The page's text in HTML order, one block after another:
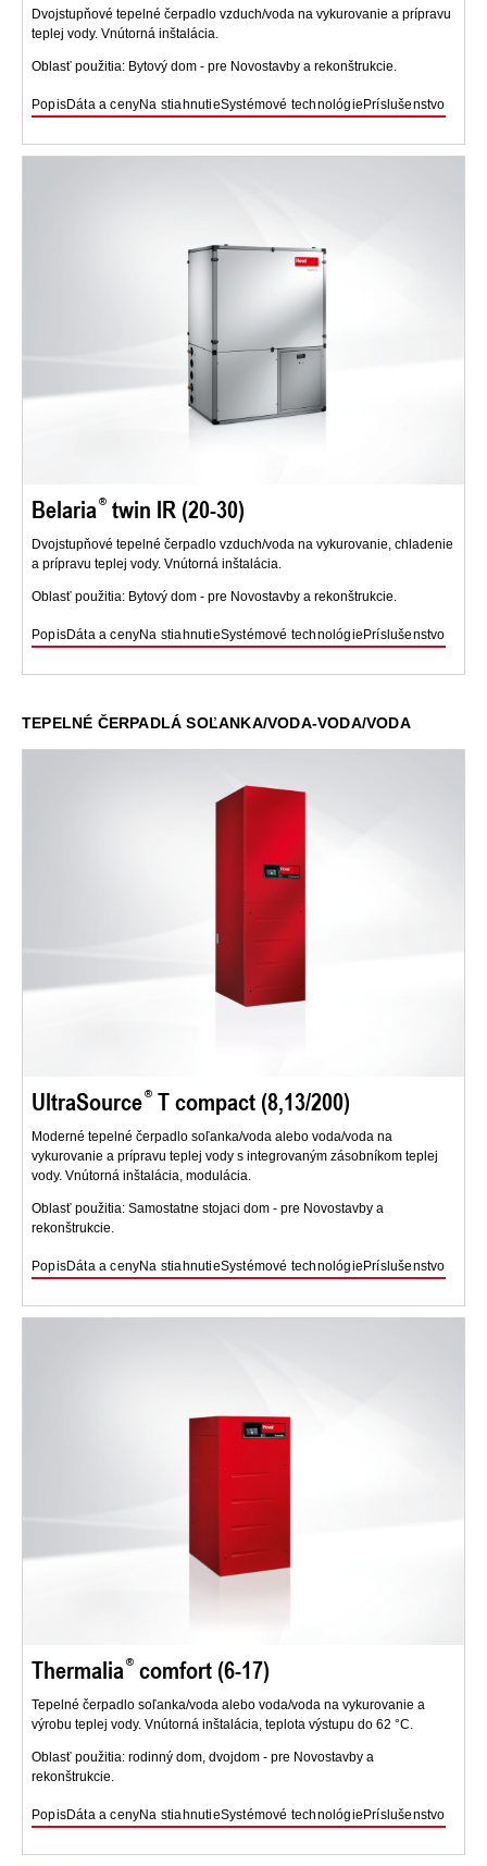
Dvojstupňové tepelné čerpadlo vzduch/voda na vykurovanie a prípravu
teplej vody. Vnútorná inštalácia.
Oblasť použitia: Bytový dom - pre Novostavby a rekonštrukcie.
PopisDáta a cenyNa stiahnutieSystémové technológie Príslušenstvo
Belaria twin IR (20-30)
Dvojstupňové tepelné čerpadlo vzduch/voda na vykurovanie, chladenie
a prípravu teplej vody. Vnútorná inštalácia.
Oblasť použitia: Bytový dom - pre Novostavby a rekonštrukcie.
PopisDáta a cenyNa stiahnutieSystémové technológiePríslušenstvo
TEPELNÉ ČERPADLÁ SOĽANKA/VODA-VODA/VODA
UltraSource T compact (8,13/200)
Moderné tepelné čerpadlo soľanka/voda alebo voda/voda na
vykurovanie a prípravu teplej vody s integrovaným zásobníkom teplej
vody. Vnútorná inštalácia, modulácia.
Oblasť použitia: Samostatne stojaci dom - pre Novostavby a
rekonštrukcie.
PopisDáta a cenyNa stiahnutieSystémové technológiePríslušenstvo
Thermalia comfort (6-17)
Tepelné čerpadlo soľanka/voda alebo voda/voda na vykurovanie a
výrobu teplej vody. Vnútorná inštalácia, teplota výstupu do 62 °C.
Oblasť použitia: rodinný dom, dvojdom - pre Novostavby a
rekonštrukcie.
PopisDáta a cenyNa stiahnutieSystémové technológie Príslušenstvo